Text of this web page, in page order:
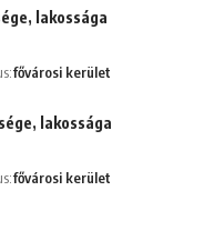
lakossága
fővárosi kerület
lakossága
fővárosi kerület